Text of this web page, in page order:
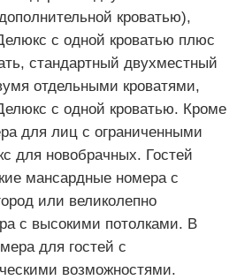
кроватью),
с одной кроватью плюс
стандартный двухместный
отдельными кроватями,
с одной кроватью. Кроме
для лиц с ограниченными
для новобрачных. Гостей
мансардные номера с
или великолепно
с высокими потолками. В
для гостей с
возможностями.